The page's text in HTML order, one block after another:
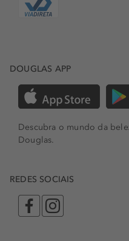
DOUGLAS APP
Descubra o mundo da
Douglas.
REDES SOCIAIS